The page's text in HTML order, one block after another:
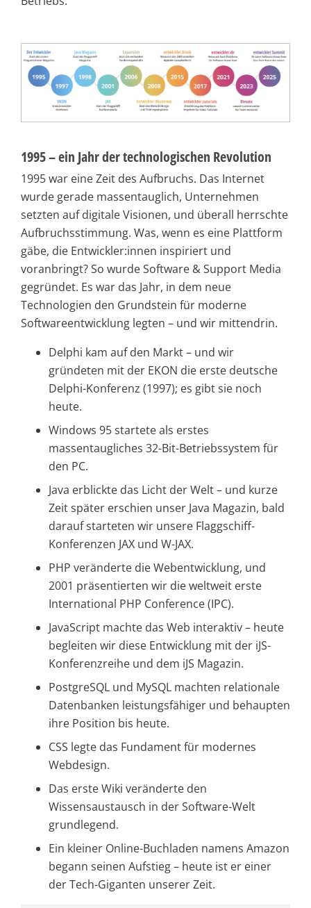
1995 – ein Jahr der technologischen Revolution
1995 war eine Zeit des Aufbruchs. Das Internet
wurde gerade massentauglich, Unternehmen
setzten auf digitale Visionen, und überall herrschte
Aufbruchsstimmung. Was, wenn es eine Plattform
gäbe, die Entwickler:innen inspiriert und
voranbringt? So wurde Software & Support Media
gegründet. Es war das Jahr, in dem neue
Technologien den Grundstein für moderne
Softwareentwicklung legten – und wir mittendrin.
Delphi kam auf den Markt – und wir
gründeten mit der EKON die erste deutsche
Delphi-Konferenz (1997); es gibt sie noch
heute.
Windows 95 startete als erstes
massentaugliches 32-Bit-Betriebssystem für
den PC.
Java erblickte das Licht der Welt – und kurze
Zeit später erschien unser Java Magazin, bald
darauf starteten wir unsere Flaggschiff-
Konferenzen JAX und W-JAX.
PHP veränderte die Webentwicklung, und
2001 präsentierten wir die weltweit erste
International PHP Conference (IPC).
JavaScript machte das Web interaktiv – heute
begleiten wir diese Entwicklung mit der iJS-
Konferenzreihe und dem iJS Magazin.
PostgreSQL und MySQL machten relationale
Datenbanken leistungsfähiger und behaupten
ihre Position bis heute.
CSS legte das Fundament für modernes
Webdesign.
Das erste Wiki veränderte den
Wissensaustausch in der Software-Welt
grundlegend.
Ein kleiner Online-Buchladen namens Amazon
begann seinen Aufstieg – heute ist er einer
der Tech-Giganten unserer Zeit.